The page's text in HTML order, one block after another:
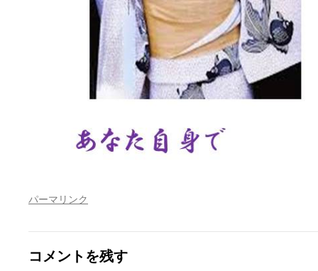
パーマリンク
コメントを残す